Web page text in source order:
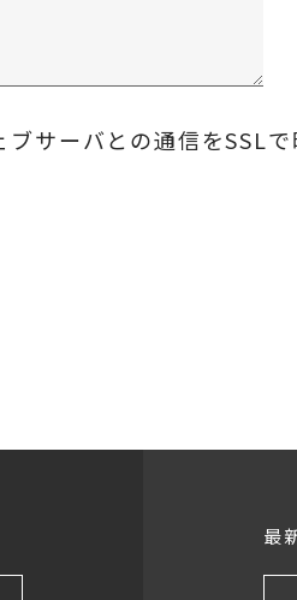
サーバとの通信をSSL
最